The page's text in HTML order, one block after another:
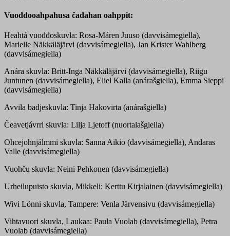
Vuođđooahpahusa čađahan oahppit:
Heahtá vuođđoskuvla: Rosa-Máren Juuso (davvisámegiella),
Marielle Näkkäläjärvi (davvisámegiella), Jan Krister Wahlberg
(davvisámegiella)
Anára skuvla: Britt-Inga Näkkäläjärvi (davvisámegiella), Riigu
Juntunen (davvisámegiella), Eliel Kalla (anárašgiella), Emma Sieppi
(davvisámegiella)
Avvila badjeskuvla: Tinja Hakovirta (anárašgiella)
Čeavetjávrri skuvla: Lilja Ljetoff (nuortalašgiella)
Ohcejohnjálmmi skuvla: Sanna Aikio (davvisámegiella), Andaras
Valle (davvisámegiella)
Vuohču skuvla: Neini Pehkonen (davvisámegiella)
Urheilupuisto skuvla, Mikkeli: Kerttu Kirjalainen (davvisámegiella)
Wivi Lönni skuvla, Tampere: Venla Järvensivu (davvisámegiella)
Vihtavuori skuvla, Laukaa: Paula Vuolab (davvisámegiella), Petra
Vuolab (davvisámegiella)